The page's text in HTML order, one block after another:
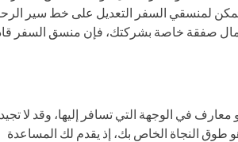
لمنسقي السفر التعديل على خط سير
صفقة خاصة بشركتك، فإن منسق السفر
في الوجهة التي تسافر إليها، وقد لا
طوق النجاة الخاص بك، إذ يقدم لك المساعدة